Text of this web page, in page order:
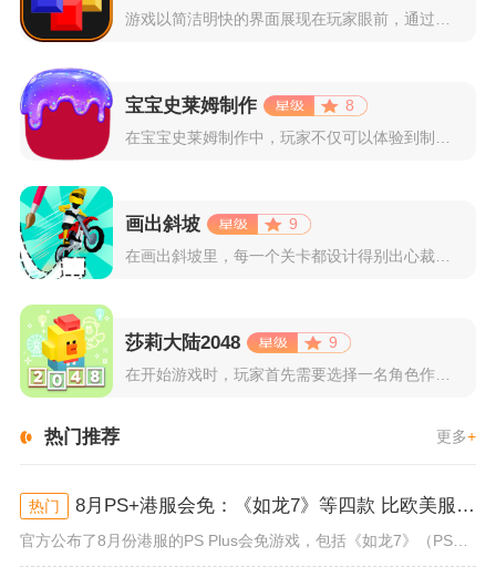
游戏以简洁明快的界面展现在玩家眼前，通过简单的滑动屏幕即可控...
宝宝史莱姆制作
8
画出斜坡
9
莎莉大陆2048
9
热门推荐 更多+
热门 8月PS+港服会免：《如龙7》等四款 比欧美服多一款
官方公布了8月份港服的PS Plus会免游戏，包括《如龙7》（PS4/PS5）、《小小梦魇》（PS4）、《托尼霍克职业滑...